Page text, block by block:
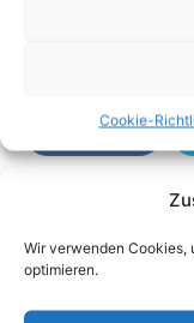
Cookie-